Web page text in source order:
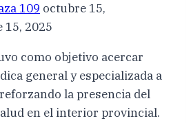
109 octubre 15,
15, 2025
como objetivo acercar
general y especializada a
la presencia del
en el interior provincial.